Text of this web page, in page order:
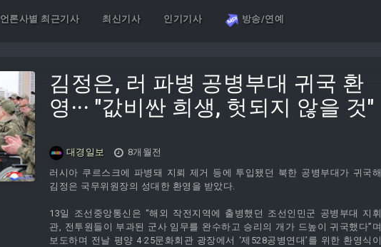
언론사별 최근기사 최신기사 인기기사 방송/연예
김정은, 러 파병 공병부대 귀국 환
영··· "값비싼 희생, 헛되지 않을 것"
대경일보
8개월전
러시아 쿠르스크에 파병돼 지뢰 제거 등에 투입됐던 북한 공병부대가 귀국해
김정은 국무위원장의 성대한 환영을 받았다.
13일 조선중앙통신은 “해외 작전지역에 출병했던 조선인민군 공병부대 지휘
관, 전투원들이 부과된 군사 임무를 완수하고 승리의 개가 드높이 귀국했다”며
보도하며 전날 평양 4·25문화회관 광장에서 ‘제528공병연대’를 위한 환영식이